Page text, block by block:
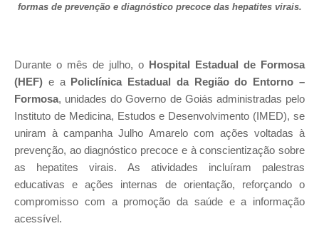
formas de prevenção e diagnóstico precoce das hepatites virais.
Durante o mês de julho, o Hospital Estadual de Formosa
(HEF) e aPoliclínica Estadual da Região do Entorno –
Formosa, unidades do Governo de Goiás administradas pelo
Instituto de Medicina, Estudos e Desenvolvimento (IMED), se
uniram à campanha Julho Amarelo com ações voltadas à
prevenção, ao diagnóstico precoce e à conscientização sobre
as hepatites virais. As atividades incluíram palestras
educativas e ações internas de orientação, reforçando o
compromisso com a promoção da saúde e a informação
acessível.